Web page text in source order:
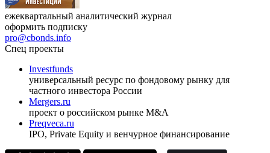
ежеквартальный аналитический журнал
оформить подписку
pro@cbonds.info
Спец проекты
Investfunds
универсальный ресурс по фондовому рынку для
частного инвестора России
Mergers.ru
проект о российском рынке M&A
Preqveca.ru
IPO, Private Equity и венчурное финансирование